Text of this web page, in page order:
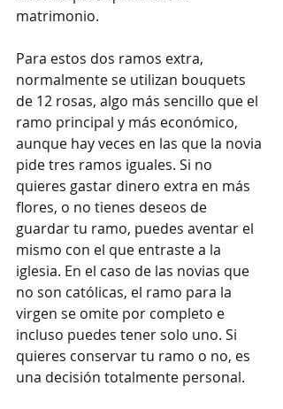
matrimonio.
Para estos dos ramos extra,
normalmente se utilizan bouquets
de 12 rosas, algo más sencillo que el
ramo principal y más económico,
aunque hay veces en las que la novia
pide tres ramos iguales. Si no
quieres gastar dinero extra en más
flores, o no tienes deseos de
guardar tu ramo, puedes aventar el
mismo con el que entraste a la
iglesia. En el caso de las novias que
no son católicas, el ramo para la
virgen se omite por completo e
incluso puedes tener solo uno. Si
quieres conservar tu ramo o no, es
una decisión totalmente personal.